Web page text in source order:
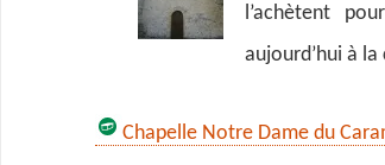
l’achètent
aujourd’hui à
Chapelle Notre Dame du